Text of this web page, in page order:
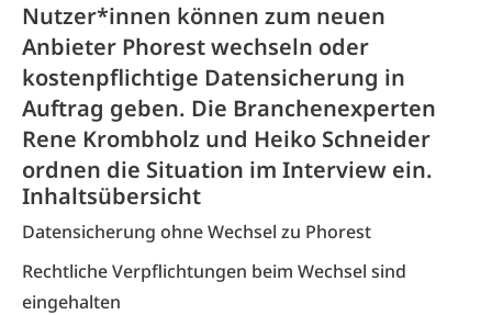
Nutzer*innen können zum neuen
Anbieter Phorest wechseln oder
kostenpflichtige Datensicherung in
Auftrag geben. Die Branchenexperten
Rene Krombholz und Heiko Schneider
ordnen die Situation im Interview ein.
Inhaltsübersicht
Datensicherung ohne Wechsel zu Phorest
Rechtliche Verpflichtungen beim Wechsel sind
eingehalten